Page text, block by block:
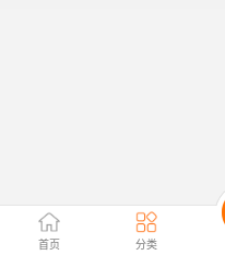
首页 分类